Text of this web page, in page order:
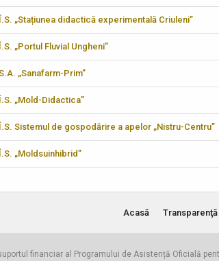
Î.S. „Stațiunea didactică experimentală Criuleni”
Î.S. „Portul Fluvial Ungheni”
„Sanafarm-Prim”
Î.S. „Mold-Didactica”
Î.S. Sistemul de gospodărire a apelor „Nistru-Centru”
Î.S. „Moldsuinhibrid”
Acasă Transparenţă
financiar al Programului de Asistență Oficială